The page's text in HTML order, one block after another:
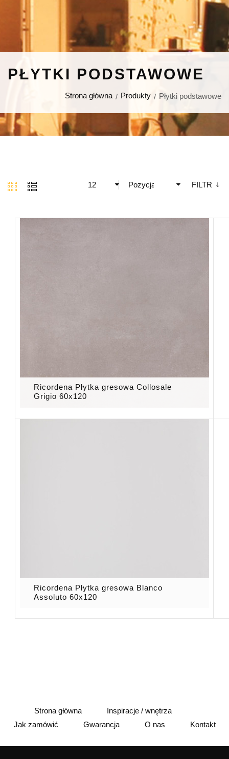
PŁYTKI PODSTAWOWE
Strona główna Produkty Płytki podstawowe
Pozycja FILTR
12
Ricordena Płytka gresowa Collosale
Grigio 60x120
Ricordena Płytka gresowa Blanco
Assoluto 60x120
Strona główna
Inspiracje / wnętrza
Jak zamówić
Gwarancja O nas Kontakt